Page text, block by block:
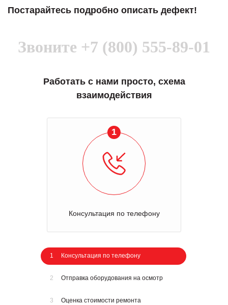
Постарайтесь подробно описать дефект!
Звоните +7 (800) 555-89-01
Работать с нами просто, схема
взаимодействия
1
Консультация по телефону
1 Консультация по телефону
2 Отправка оборудования на осмотр
3 Оценка стоимости ремонта